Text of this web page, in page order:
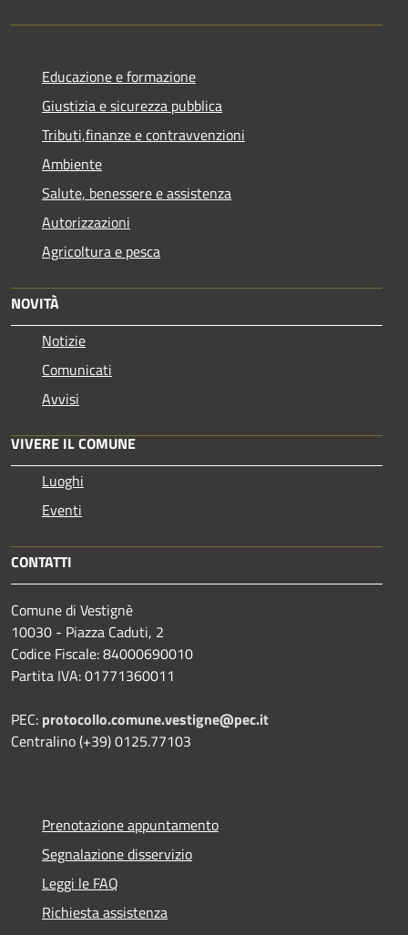
Educazione e formazione
Giustizia e sicurezza pubblica
Tributi,finanze e contravvenzioni
Ambiente
Salute, benessere e assistenza
Autorizzazioni
Agricoltura e pesca
NOVITÀ
Notizie
Comunicati
Avvisi
VIVERE IL COMUNE
Luoghi
Eventi
CONTATTI
Comune di Vestignè
10030 - Piazza Caduti, 2
Codice Fiscale: 84000690010
Partita IVA: 01771360011
PEC: protocollo.comune.vestigne@pec.it
Centralino (+39) 0125.77103
Prenotazione appuntamento
Segnalazione disservizio
Leggi le FAQ
Richiesta assistenza